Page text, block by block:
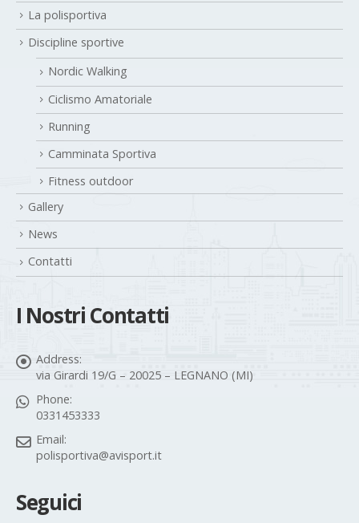
La polisportiva
Discipline sportive
Nordic Walking
Ciclismo Amatoriale
Running
Camminata Sportiva
Fitness outdoor
Gallery
News
Contatti
I Nostri Contatti
Address:
via Girardi 19/G – 20025 – LEGNANO (MI)
Phone:
0331453333
Email:
polisportiva@avisport.it
Seguici